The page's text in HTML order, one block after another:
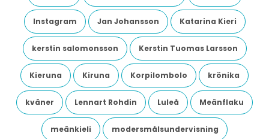
Instagram Jan Johansson Katarina Kieri
kerstin salomonsson Kerstin Tuomas Larsson
Kieruna Kiruna Korpilombolo krönika
kväner Lennart Rohdin Luleå Meänflaku
meänkieli modersmålsundervisning